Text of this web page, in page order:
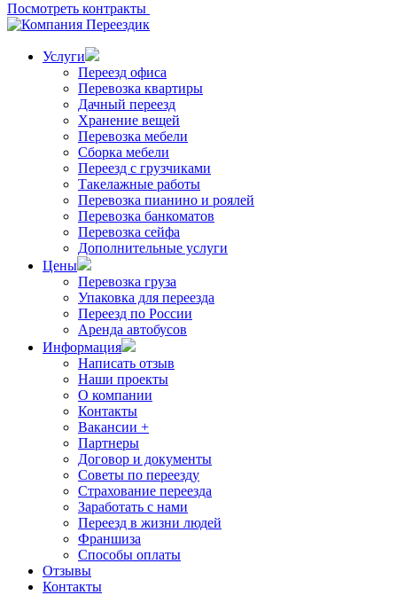
Посмотреть контракты
Услуги
Переезд офиса
Перевозка квартиры
Дачный переезд
Хранение вещей
Перевозка мебели
Сборка мебели
Переезд с грузчиками
Такелажные работы
Перевозка пианино и роялей
Перевозка банкоматов
Перевозка сейфа
Дополнительные услуги
Цены
Перевозка груза
Упаковка для переезда
Переезд по России
Аренда автобусов
Информация
Написать отзыв
Наши проекты
О компании
Контакты
Вакансии +
Партнеры
Договор и документы
Советы по переезду
Страхование переезда
Заработать с нами
Переезд в жизни людей
Франшиза
Способы оплаты
Отзывы
Контакты